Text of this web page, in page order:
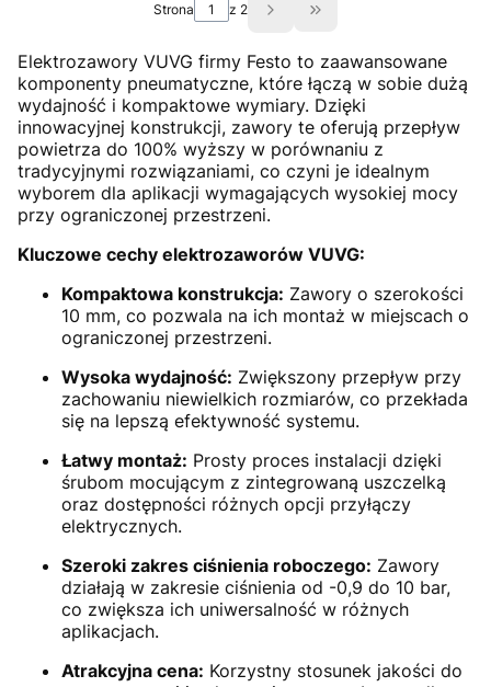
Strona z 2 Przejdź do ostatniej
Elektrozawory VUVG firmy Festo to zaawansowane
komponenty pneumatyczne, które łączą w sobie dużą
wydajność i kompaktowe wymiary. Dzięki
innowacyjnej konstrukcji, zawory te oferują przepływ
powietrza do 100% wyższy w porównaniu z
tradycyjnymi rozwiązaniami, co czyni je idealnym
wyborem dla aplikacji wymagających wysokiej mocy
przy ograniczonej przestrzeni.
Kluczowe cechy elektrozaworów VUVG:
Kompaktowa konstrukcja: Zawory o szerokości
10 mm, co pozwala na ich montaż w miejscach o
ograniczonej przestrzeni.
Wysoka wydajność: Zwiększony przepływ przy
zachowaniu niewielkich rozmiarów, co przekłada
się na lepszą efektywność systemu.
Łatwy montaż: Prosty proces instalacji dzięki
śrubom mocującym z zintegrowaną uszczelką
oraz dostępności różnych opcji przyłączy
elektrycznych.
Szeroki zakres ciśnienia roboczego: Zawory
działają w zakresie ciśnienia od -0,9 do 10 bar,
co zwiększa ich uniwersalność w różnych
aplikacjach.
Atrakcyjna cena: Korzystny stosunek jakości do